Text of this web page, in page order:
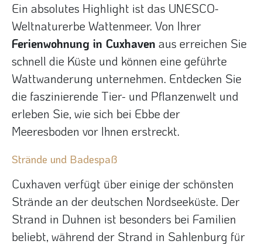
Ein absolutes Highlight ist das UNESCO-
Weltnaturerbe Wattenmeer. Von Ihrer
Ferienwohnung in Cuxhaven aus erreichen Sie
schnell die Küste und können eine geführte
Wattwanderung unternehmen. Entdecken Sie
die faszinierende Tier- und Pflanzenwelt und
erleben Sie, wie sich bei Ebbe der
Meeresboden vor Ihnen erstreckt.
Strände und Badespaß
Cuxhaven verfügt über einige der schönsten
Strände an der deutschen Nordseeküste. Der
Strand in Duhnen ist besonders bei Familien
beliebt, während der Strand in Sahlenburg für